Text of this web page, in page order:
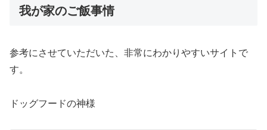
我が家のご飯事情
参考にさせていただいた、非常にわかりやすいサイトで
す。
ドッグフードの神様